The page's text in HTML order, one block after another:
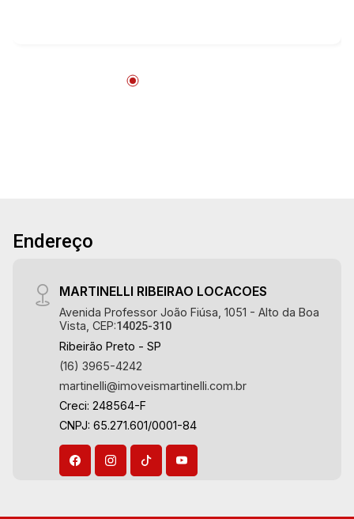
Endereço
MARTINELLI RIBEIRAO LOCACOES
Avenida Professor João Fiúsa, 1051 - Alto da Boa
Vista, CEP:14025-310
Ribeirão Preto - SP
(16) 3965-4242
martinelli@imoveismartinelli.com.br
Creci: 248564-F
CNPJ: 65.271.601/0001-84